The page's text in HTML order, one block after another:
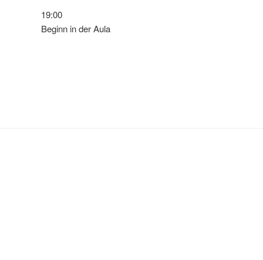
19:00
Beginn in der Aula